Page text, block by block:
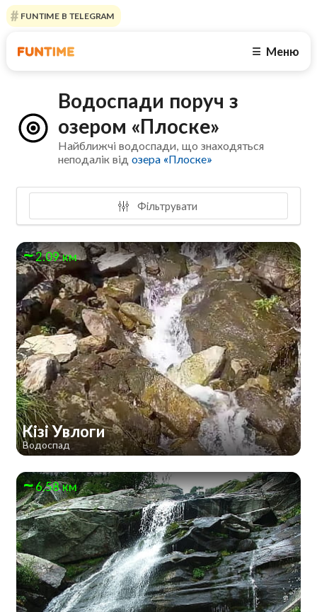
FUNTIME В TELEGRAM
☰ Меню
Водоспади поруч з
озером «Плоске»
Найближчі водоспади, що знаходяться
неподалік відозера «Плоске»
Фільтрувати
2.09 км
Кізі Увлоги
Водоспад
6.58 км